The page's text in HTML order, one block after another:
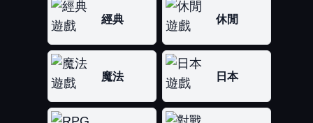
經典 休閒
魔法 日本